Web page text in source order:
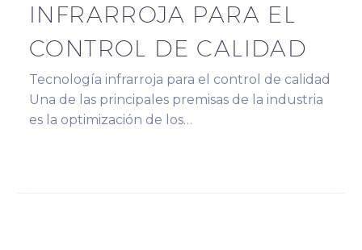
INFRARROJA PARA EL
CONTROL DE CALIDAD
Tecnología infrarroja para el control de calidad
Una de las principales premisas de la industria
es la optimización de los…